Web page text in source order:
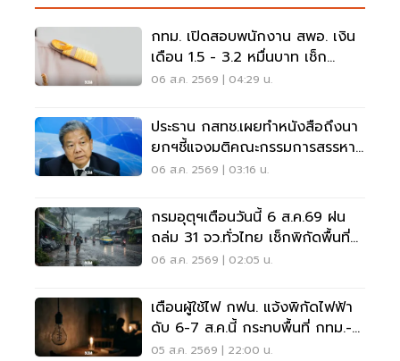
กทม. เปิดสอบพนักงาน สพอ. เงิน
เดือน 1.5 - 3.2 หมื่นบาท เช็ก
เงื่อนไข-วิธีสมัครที่นี่
06 ส.ค. 2569 | 04:29 น.
ประธาน กสทช.เผยทำหนังสือถึงนา
ยกฯชี้แจงมติคณะกรรมการสรรหา
กรรมการ กสทช.
06 ส.ค. 2569 | 03:16 น.
กรมอุตุฯเตือนวันนี้ 6 ส.ค.69 ฝน
ถล่ม 31 จว.ทั่วไทย เช็กพิกัดพื้นที่
เสี่ยงด่วน
06 ส.ค. 2569 | 02:05 น.
เตือนผู้ใช้ไฟ กฟน. แจ้งพิกัดไฟฟ้า
ดับ 6-7 ส.ค.นี้ กระทบพื้นที่ กทม.-
นนทบุรี-สมุทรปราการ
05 ส.ค. 2569 | 22:00 น.